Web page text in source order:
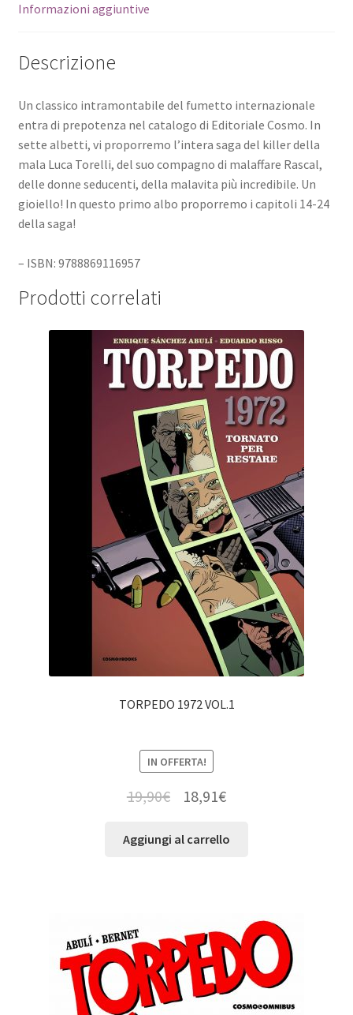
Informazioni aggiuntive
Descrizione
Un classico intramontabile del fumetto internazionale
entra di prepotenza nel catalogo di Editoriale Cosmo. In
sette albetti, vi proporremo l’intera saga del killer della
mala Luca Torelli, del suo compagno di malaffare Rascal,
delle donne seducenti, della malavita più incredibile. Un
gioiello! In questo primo albo proporremo i capitoli 14-24
della saga!
– ISBN: 9788869116957
Prodotti correlati
TORPEDO 1972 VOL.1
IN OFFERTA!
19,90€ 18,91€
Aggiungi al carrello